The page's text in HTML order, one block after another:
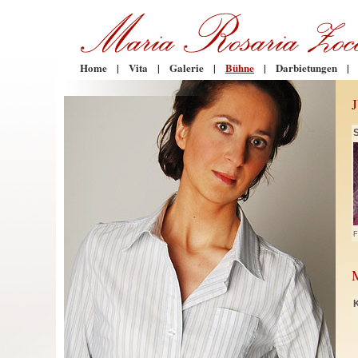
Home | Vita | Galerie | Bühne | Darbietungen |